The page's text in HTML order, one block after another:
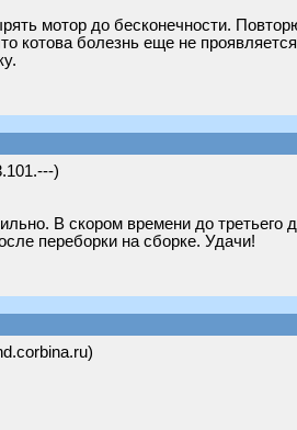
мотор до бесконечности.
котова болезнь еще не
)
В скором времени до
переборки на сборке. Удачи!